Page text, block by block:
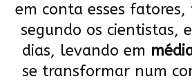
em conta esses fatores,
segundo os cientistas,
dias, levando em
se transformar num